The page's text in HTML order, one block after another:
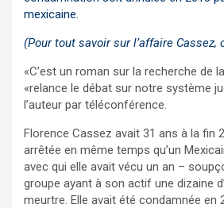
mexicaine.
(Pour tout savoir sur l’affaire Cassez,
«C’est un roman sur la recherche de
«relance le débat sur notre système
l’auteur par téléconférence.
Florence Cassez avait 31 ans à la fin
arrêtée en même temps qu’un
avec qui elle avait vécu un an –
groupe ayant à son actif une dizaine
meurtre. Elle avait été condamnée en